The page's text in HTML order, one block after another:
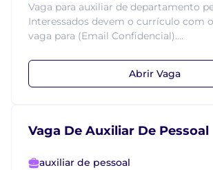
Vaga para auxiliar de departamento
Interessados devem o currículo com
vaga para (Email Confidencial)....
Abrir Vaga
Vaga De Auxiliar De Pessoal
auxiliar de pessoal